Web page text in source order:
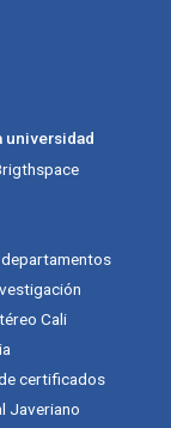
universidad
Cali
certificados
Javeriano